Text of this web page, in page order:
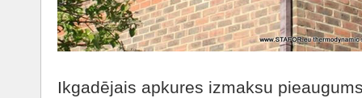
Ikgadējais apkures izmaksu